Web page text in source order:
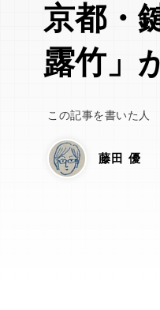
京都・
露竹」
この記事を書いた人
藤田 優